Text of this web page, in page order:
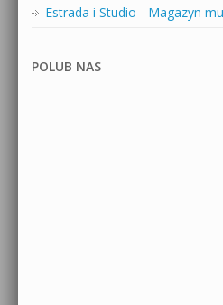
Estrada i Studio - Magazyn
POLUB NAS